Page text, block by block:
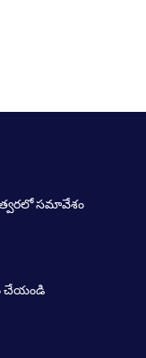
త్వరలో సమావేశం
చేయండి